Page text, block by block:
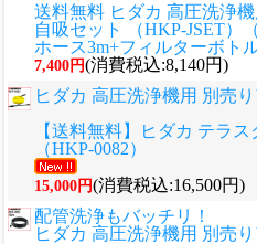
送料無料 ヒダカ 高圧洗浄
自吸セット （HKP-JSET）
ホース3m+フィルターボトル
7,400円(消費税込:8,140円)
ヒダカ 高圧洗浄機用 別売
【送料無料】ヒダカ テラ
（HKP-0082）
15,000円(消費税込:16,500円)
配管洗浄もバッチリ！
ヒダカ 高圧洗浄機用 別売